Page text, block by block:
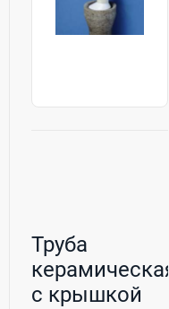
Труба
керамическая
с крышкой